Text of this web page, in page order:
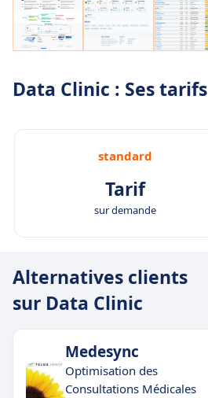
Data Clinic : Ses tarifs
standard
Tarif
sur demande
Alternatives clients
sur Data Clinic
Medesync
Optimisation des
Consultations Médicales